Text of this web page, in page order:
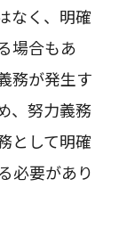
なく、明確
場合もあ
務が発生す
、努力義務
として明確
必要があり